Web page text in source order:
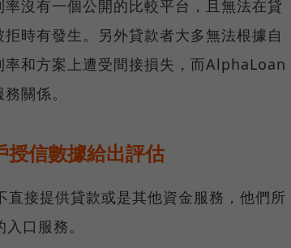
沒有一個公開的比較平台，且無法在貸
時有發生。另外貸款者大多無法根據自
和方案上遭受間接損失，而AlphaLoan
關係。
授信數據給出評估
接提供貸款或是其他資金服務，他們所
口服務。